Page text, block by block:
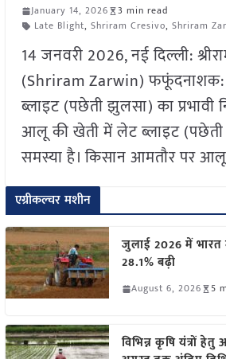
January 14, 2026
3 min read
Late Blight, Shriram Cresivo, Shriram
14 जनवरी 2026, नई दिल्ली:
(Shriram Zarwin)
ब्लाइट (पछेती झुलसा) का प्रभावी
आलू की खेती में लेट ब्लाइट
समस्या है। किसान आमतौर पर आलू
एग्रीकल्चर मशीन
जुलाई 2026 में भारत
28.1% बढ़ी
August 6, 2026 5
विभिन्न कृषि यंत्रों